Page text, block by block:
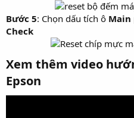
Bước 5: Chọn dấu tích ô Main
Check
Xem thêm video
Epson​